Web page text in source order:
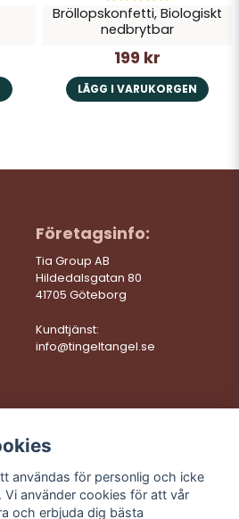
Bröllopskonfetti, Biologiskt
nedbrytbar
199 kr
LÄGG I VARUKORGEN
Företagsinfo:
Tia Group AB
Hildedalsgatan 80
41705 Göteborg
Kundtjänst:
info@tingeltangel.se
Vi levererar:
Snabba leveranser
Trygga köp
Fri frakt över 499:-
användas för personlig och icke
Vi använder cookies för att vår
och erbjuda dig bästa